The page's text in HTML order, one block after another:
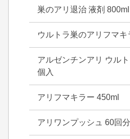
巣のアリ退治 液剤 800ml
ウルトラ巣のアリフマキ
アルゼンチンアリ ウル
個入
アリフマキラー 450ml
アリワンプッシュ 60回分